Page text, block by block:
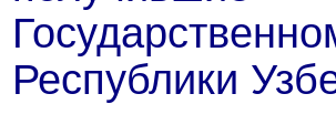
Республики